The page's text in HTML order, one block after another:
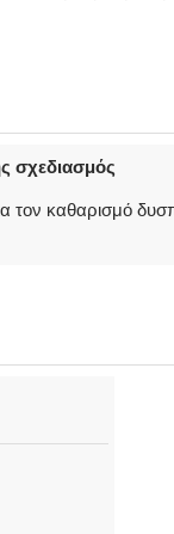
σχεδιασμός
τον καθαρισμό